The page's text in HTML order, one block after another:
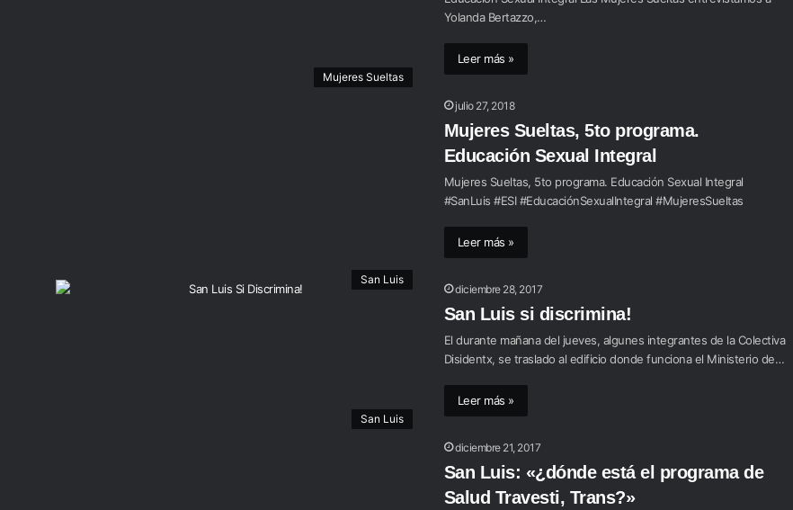
Yolanda Bertazzo,…
Leer más »
Mujeres Sueltas
julio 27, 2018
Mujeres Sueltas, 5to programa.
Educación Sexual Integral
Mujeres Sueltas, 5to programa. Educación Sexual Integral
#SanLuis #ESI #EducaciónSexualIntegral #MujeresSueltas
Leer más »
San Luis
diciembre 28, 2017
San Luis si discrimina!
El durante mañana del jueves, algunes integrantes de la Colectiva
Disidentx, se traslado al edificio donde funciona el Ministerio de…
Leer más »
San Luis
diciembre 21, 2017
San Luis: «¿dónde está el programa de
Salud Travesti, Trans?»